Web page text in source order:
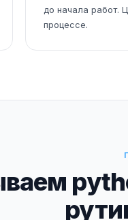
до начала работ.
процессе.